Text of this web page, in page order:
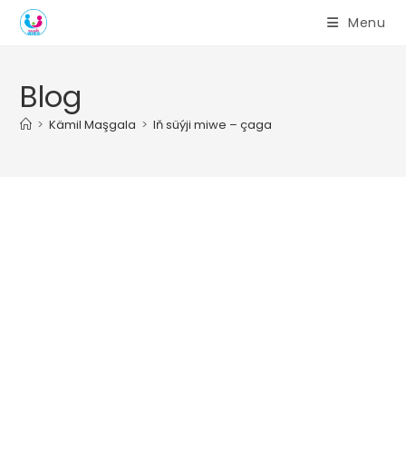
Skip
Menu
Blog
> Kämil Maşgala > Iň süýji miwe – çaga